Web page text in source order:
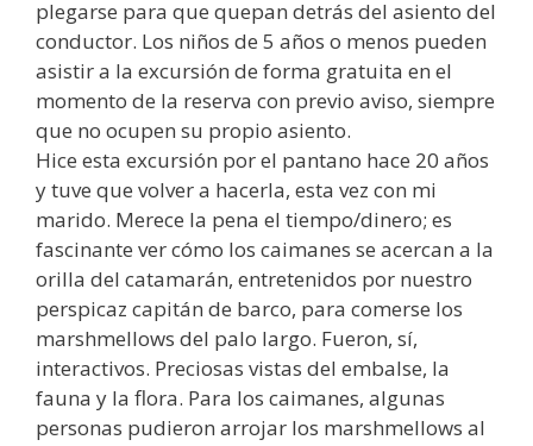
plegarse para que quepan detrás del asiento del
conductor. Los niños de 5 años o menos pueden
asistir a la excursión de forma gratuita en el
momento de la reserva con previo aviso, siempre
que no ocupen su propio asiento.
Hice esta excursión por el pantano hace 20 años
y tuve que volver a hacerla, esta vez con mi
marido. Merece la pena el tiempo/dinero; es
fascinante ver cómo los caimanes se acercan a la
orilla del catamarán, entretenidos por nuestro
perspicaz capitán de barco, para comerse los
marshmellows del palo largo. Fueron, sí,
interactivos. Preciosas vistas del embalse, la
fauna y la flora. Para los caimanes, algunas
personas pudieron arrojar los marshmellows al